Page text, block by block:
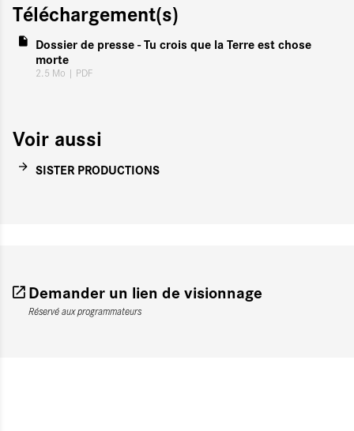
Téléchargement(s)
Dossier de presse - Tu crois que la Terre est chose
morte
2.5 Mo | PDF
Voir aussi
SISTER PRODUCTIONS
Demander un lien de visionnage
Réservé aux programmateurs